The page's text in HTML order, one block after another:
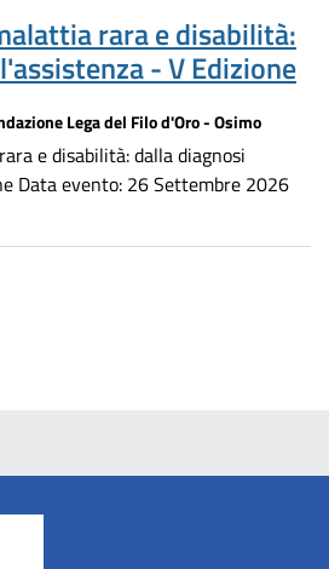
rara e disabilità:
- V Edizione
Lega del Filo d'Oro - Osimo
e disabilità: dalla diagnosi
Data evento: 26 Settembre 2026